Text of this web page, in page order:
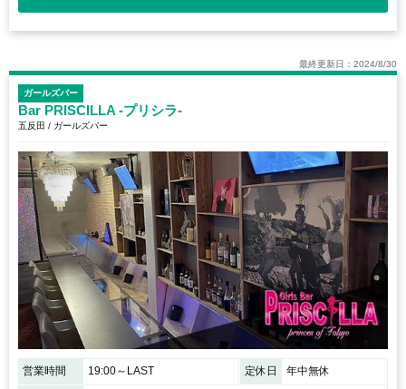
最終更新日：2024/8/30
ガールズバー
Bar PRISCILLA -プリシラ-
五反田 / ガールズバー
営業時間 19:00～LAST 定休日 年中無休